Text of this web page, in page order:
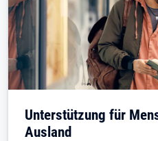
Unterstützung für
Ausland